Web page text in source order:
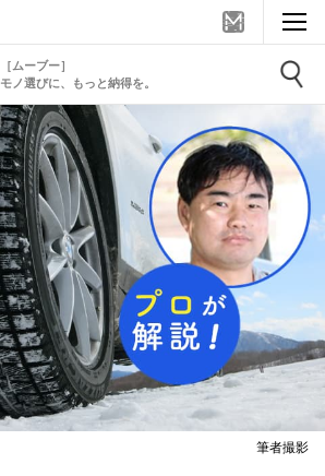
［ムーブー］
モノ選びに、もっと納得を。
筆者撮影